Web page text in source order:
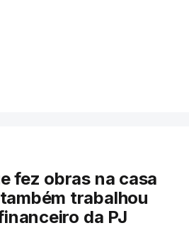
fez obras na casa
trabalhou
da PJ